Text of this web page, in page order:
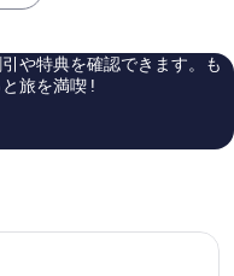
ミ
668
や特典を確認できます。も
旅を満喫 !